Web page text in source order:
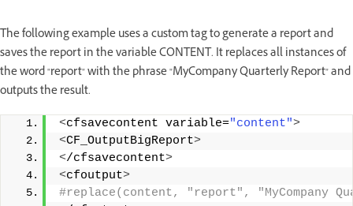
The following example uses a custom tag to generate a report and
saves the report in the variable CONTENT. It replaces all instances of
the word "report" with the phrase "MyCompany Quarterly Report" and
outputs the result.
<cfsavecontent variable="content">
<CF_OutputBigReport>
</cfsavecontent>
<cfoutput>
#replace(content, "report",